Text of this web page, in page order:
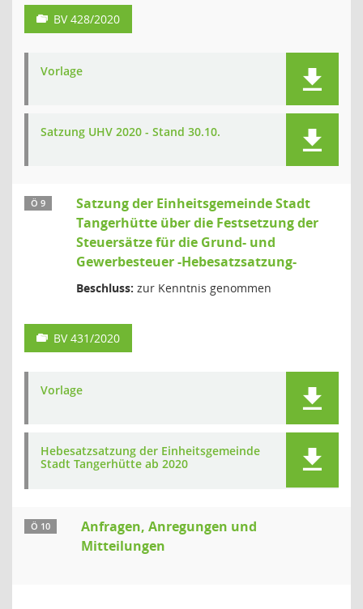
BV 428/2020
Vorlage
Satzung UHV 2020 - Stand 30.10.
Ö 9
Satzung der Einheitsgemeinde Stadt
Tangerhütte über die Festsetzung der
Steuersätze für die Grund- und
Gewerbesteuer -Hebesatzsatzung-
Beschluss: zur Kenntnis genommen
BV 431/2020
Vorlage
Hebesatzsatzung der Einheitsgemeinde
Stadt Tangerhütte ab 2020
Ö 10
Anfragen, Anregungen und
Mitteilungen